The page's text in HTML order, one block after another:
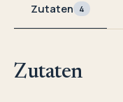
Zutaten 4
Zutaten